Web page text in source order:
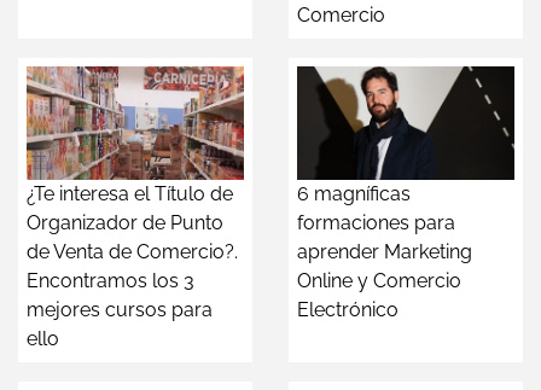
Comercio
¿Te interesa el Título de
Organizador de Punto
de Venta de Comercio?.
Encontramos los 3
mejores cursos para
ello
6 magníficas
formaciones para
aprender Marketing
Online y Comercio
Electrónico